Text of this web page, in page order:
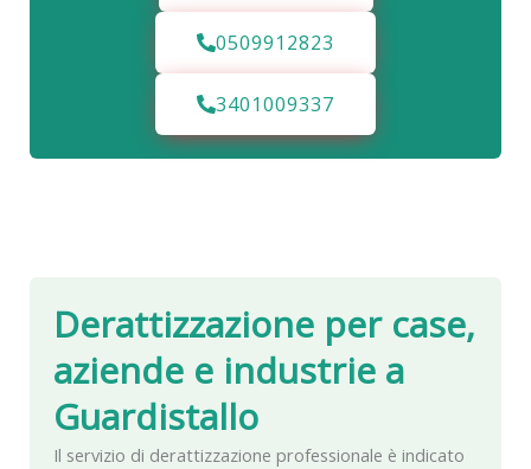
0509912823
3401009337
Derattizzazione per case,
aziende e industrie a
Guardistallo
Il servizio di derattizzazione professionale è indicato